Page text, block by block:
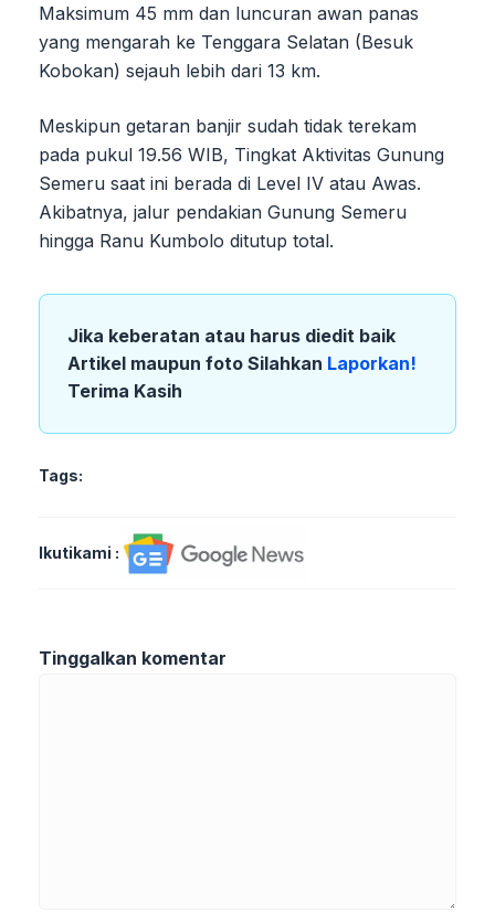
Maksimum 45 mm dan luncuran awan panas
yang mengarah ke Tenggara Selatan (Besuk
Kobokan) sejauh lebih dari 13 km.
Meskipun getaran banjir sudah tidak terekam
pada pukul 19.56 WIB, Tingkat Aktivitas Gunung
Semeru saat ini berada di Level IV atau Awas.
Akibatnya, jalur pendakian Gunung Semeru
hingga Ranu Kumbolo ditutup total.
Jika keberatan atau harus diedit baik
Artikel maupun foto Silahkan Laporkan!
Terima Kasih
Tags:
Ikutikami :
Tinggalkan komentar